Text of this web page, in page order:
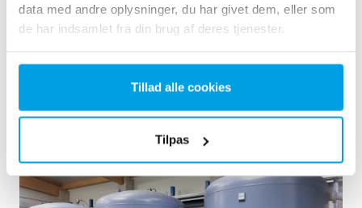
data med andre oplysninger, du har givet dem, eller som
de har indsamlet fra din brug af deres tjenester.
Tillad alle cookies
Tilpas
containere. Installatio...
Kedelvand Mobil vandbehandling